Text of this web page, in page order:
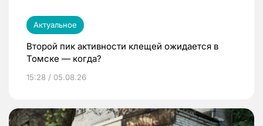
Актуальное
Второй пик активности клещей ожидается в
Томске — когда?
15:28 / 05.08.26